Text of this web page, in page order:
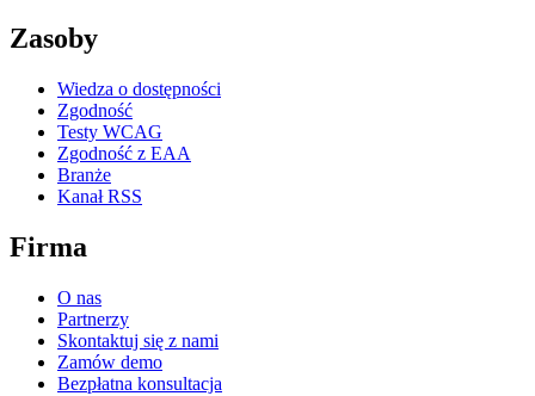
Zasoby
Wiedza o dostępności
Zgodność
Testy WCAG
Zgodność z EAA
Branże
Kanał RSS
Firma
O nas
Partnerzy
Skontaktuj się z nami
Zamów demo
Bezpłatna konsultacja